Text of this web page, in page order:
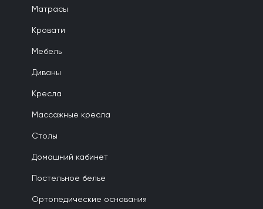
Матрасы
Кровати
Мебель
Диваны
Кресла
Массажные кресла
Столы
Домашний кабинет
Постельное белье
Ортопедические основания